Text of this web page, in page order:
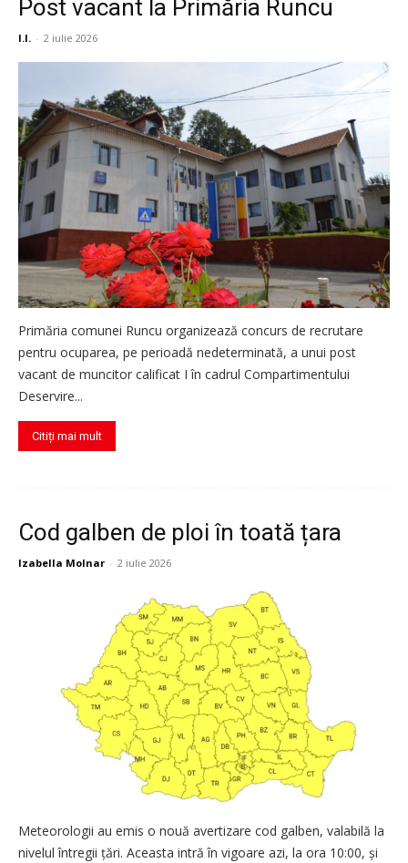
Post vacant la Primăria Runcu
I.I. - 2 iulie 2026
Primăria comunei Runcu organizează concurs de recrutare
pentru ocuparea, pe perioadă nedeterminată, a unui post
vacant de muncitor calificat I în cadrul Compartimentului
Deservire...
Citiți mai mult
Cod galben de ploi în toată țara
Izabella Molnar - 2 iulie 2026
Meteorologii au emis o nouă avertizare cod galben, valabilă la
nivelul întregii țări. Aceasta intră în vigoare azi, la ora 10:00, și